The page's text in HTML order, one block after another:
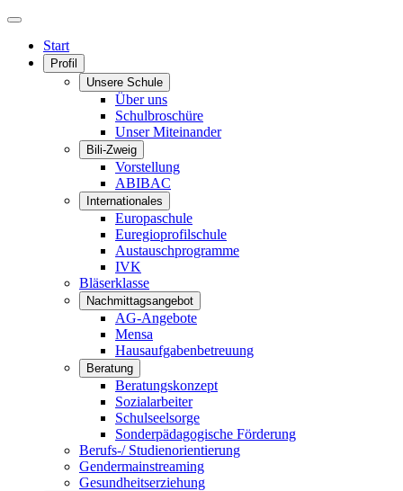
Start
Profil
Unsere Schule
Über uns
Schulbroschüre
Unser Miteinander
Bili-Zweig
Vorstellung
ABIBAC
Internationales
Europaschule
Euregioprofilschule
Austauschprogramme
IVK
Bläserklasse
Nachmittagsangebot
AG-Angebote
Mensa
Hausaufgabenbetreuung
Beratung
Beratungskonzept
Sozialarbeiter
Schulseelsorge
Sonderpädagogische Förderung
Berufs-/ Studienorientierung
Gendermainstreaming
Gesundheitserziehung